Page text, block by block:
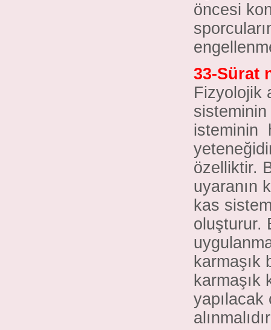
öncesi
33-Sürat
Fizyolojik
isteminin
özelliktir.
uyaranın
kas
oluşturur.
karmaşık
karmaşık
yapılacak